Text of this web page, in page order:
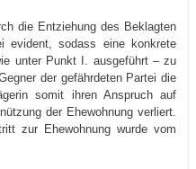
die Entziehung des Beklagten
evident, sodass eine konkrete
unter Punkt I. ausgeführt – zu
der gefährdeten Partei die
somit ihren Anspruch auf
der Ehewohnung verliert.
zur Ehewohnung wurde vom